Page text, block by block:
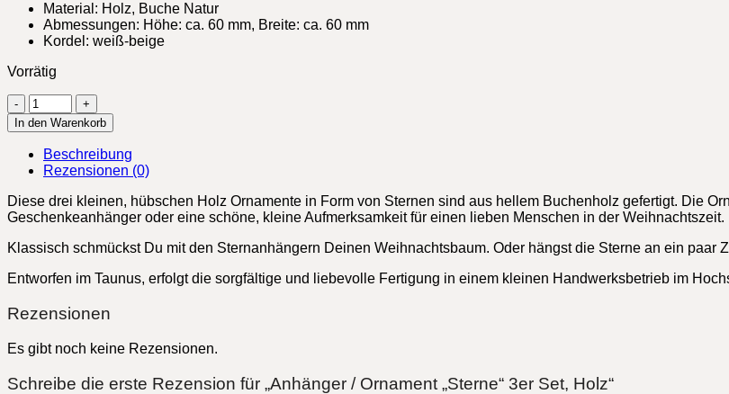
Material: Holz, Buche Natur
Abmessungen: Höhe: ca. 60 mm, Breite: ca. 60 mm
Kordel: weiß-beige
Vorrätig
Anhänger
/
Ornament
„Sterne“
3er
Set,
Holz
Menge
In den Warenkorb
Beschreibung
Rezensionen (0)
Diese drei kleinen, hübschen Holz Ornamente in Form von Sternen sind aus hellem Buchenholz gefertigt. Die
Geschenkeanhänger oder eine schöne, kleine Aufmerksamkeit für einen lieben Menschen in der Weihnachtszeit.
Klassisch schmückst Du mit den Sternanhängern Deinen Weihnachtsbaum. Oder hängst die Sterne an ein paar
Entworfen im Taunus, erfolgt die sorgfältige und liebevolle Fertigung in einem kleinen Handwerksbetrieb im
Rezensionen
Es gibt noch keine Rezensionen.
Schreibe die erste Rezension für „Anhänger / Ornament „Sterne“ 3er Set, Holz“